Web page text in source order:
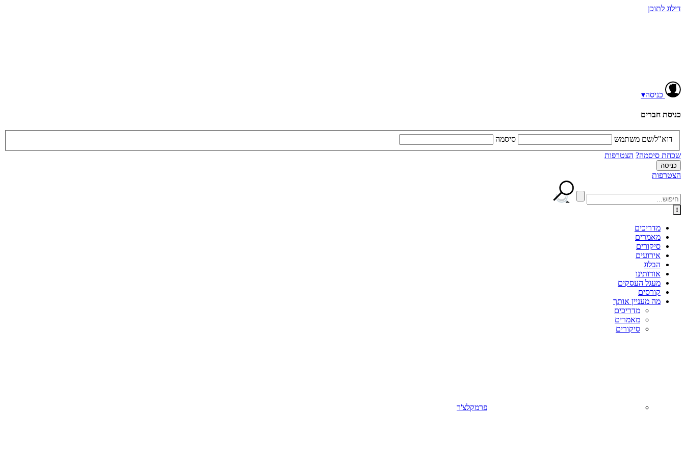
דילוג לתוכן
כניסה▾
כניסת חברים
דוא"ל/שם משתמש
סיסמה
שכחת סיסמה? הצטרפות
הצטרפות
מדריכים
מאמרים
סיקורים
אירועים
הבלוג
אודותינו
מעגל העסקים
קורסים
מה מעניין אותך
מדריכים
מאמרים
סיקורים
פרמקלצ'ר